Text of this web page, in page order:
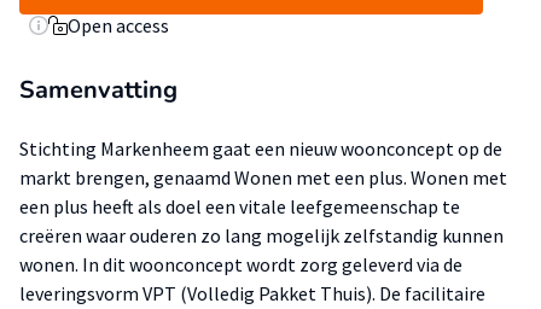
Open access
Samenvatting
Stichting Markenheem gaat een nieuw woonconcept op de
markt brengen, genaamd Wonen met een plus. Wonen met
een plus heeft als doel een vitale leefgemeenschap te
creëren waar ouderen zo lang mogelijk zelfstandig kunnen
wonen. In dit woonconcept wordt zorg geleverd via de
leveringsvorm VPT (Volledig Pakket Thuis). De facilitaire